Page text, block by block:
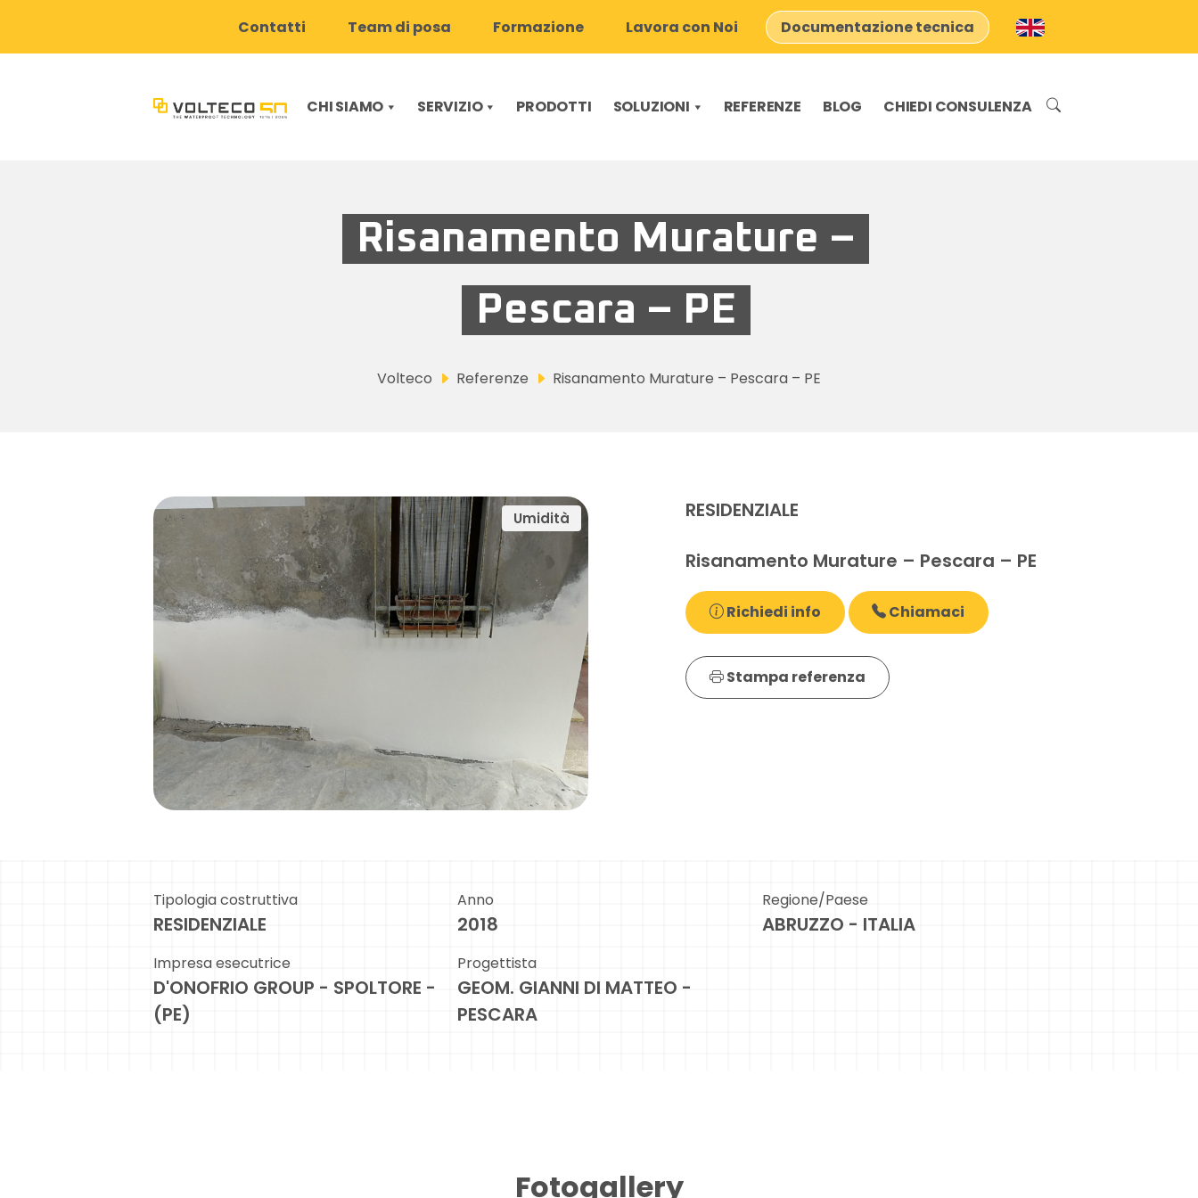
Contatti Team di posa Formazione Lavora con Noi Documentazione tecnica
CHI SIAMO SERVIZIO PRODOTTI SOLUZIONI REFERENZE BLOG CHIEDI CONSULENZA
Risanamento Murature –
Pescara – PE
Volteco Referenze Risanamento Murature – Pescara – PE
Umidità RESIDENZIALE
Risanamento Murature – Pescara – PE
Richiedi info Chiamaci
Stampa referenza
Tipologia costruttiva
RESIDENZIALE
Anno
2018
Regione/Paese
ABRUZZO - ITALIA
Impresa esecutrice
D'ONOFRIO GROUP - SPOLTORE -
(PE)
Progettista
GEOM. GIANNI DI MATTEO -
PESCARA
Fotogallery